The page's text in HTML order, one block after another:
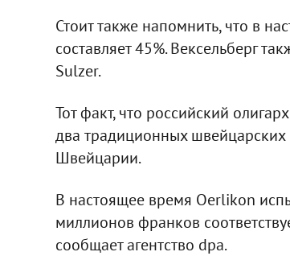
Стоит также напомнить, что в
составляет 45%. Вексельберг
Sulzer.
Тот факт, что российский
два традиционных швейцарских
Швейцарии.
В настоящее время Oerlikon
миллионов франков
сообщает агентство dpa.